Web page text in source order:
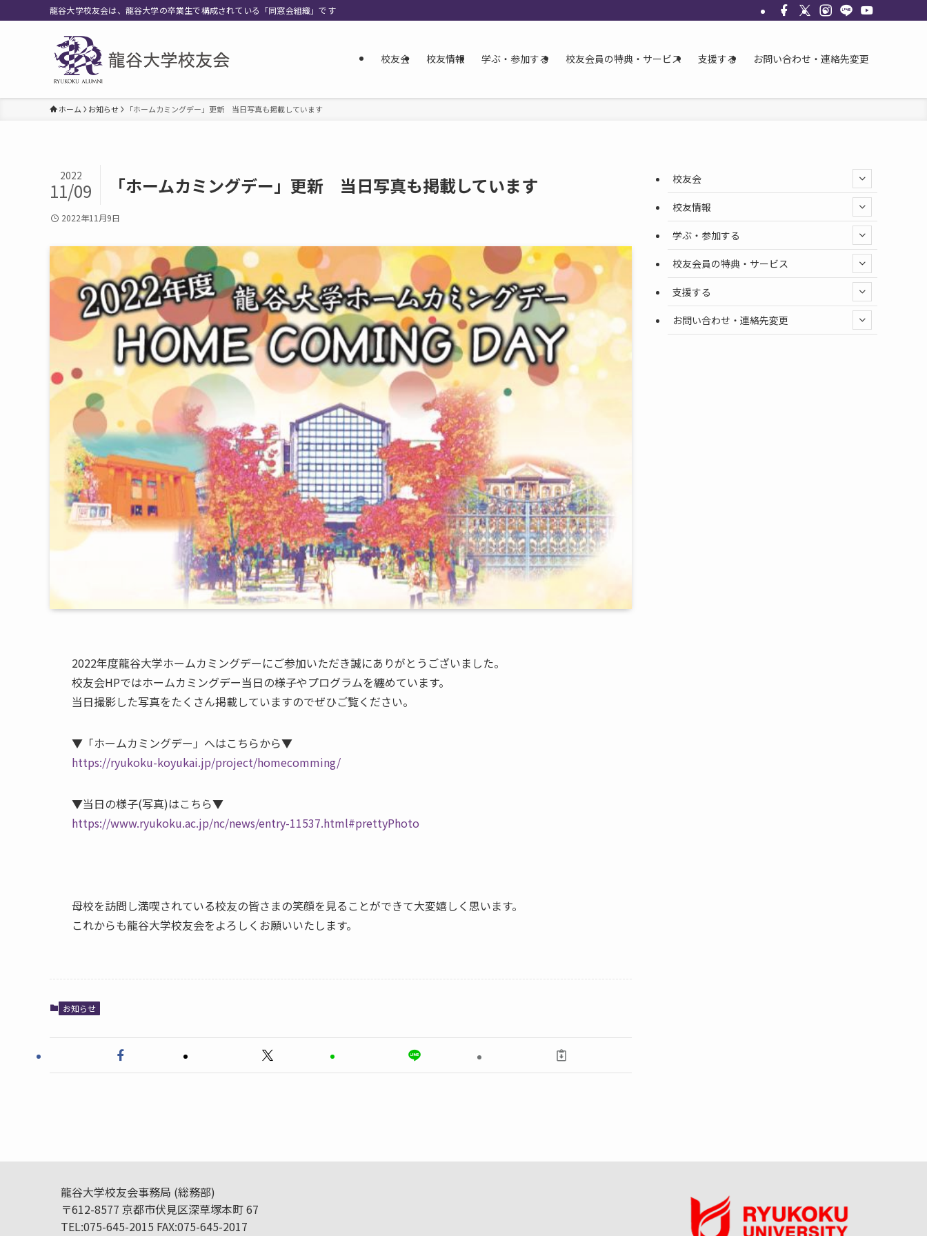
龍谷大学校友会は、龍谷大学の卒業生で構成されている「同窓会組織」です
校友会 校友情報 学ぶ・参加する 校友会員の特典・サービス 支援する お問い合わせ・連絡先変更
ホーム お知らせ 「ホームカミングデー」更新 当日写真も掲載しています
「ホームカミングデー」更新 当日写真も掲載しています
2022
11/09
2022年11月9日
2022年度龍谷大学ホームカミングデーにご参加いただき誠にありがとうございました。
校友会HPではホームカミングデー当日の様子やプログラムを纏めています。
当日撮影した写真をたくさん掲載していますのでぜひご覧ください。
▼「ホームカミングデー」へはこちらから▼
https://ryukoku-koyukai.jp/project/homecomming/
▼当日の様子(写真)はこちら▼
https://www.ryukoku.ac.jp/nc/news/entry-11537.html#prettyPhoto
母校を訪問し満喫されている校友の皆さまの笑顔を見ることができて大変嬉しく思います。
これからも龍谷大学校友会をよろしくお願いいたします。
お知らせ
校友会
校友情報
学ぶ・参加する
校友会員の特典・サービス
支援する
お問い合わせ・連絡先変更
龍谷大学校友会事務局 (総務部)
〒612-8577 京都市伏見区深草塚本町 67
TEL:075-645-2015 FAX:075-645-2017